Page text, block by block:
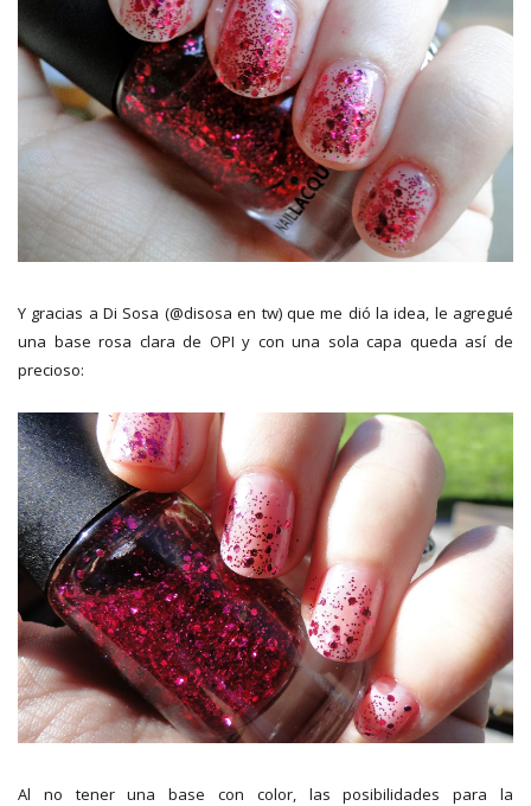
Y gracias a Di Sosa (@disosa en tw) que me dió la idea, le agregué
una base rosa clara de OPI y con una sola capa queda así de
precioso:
Al no tener una base con color, las posibilidades para la